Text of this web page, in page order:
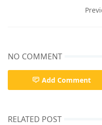
NO COMMENT
Add Comment
RELATED POST